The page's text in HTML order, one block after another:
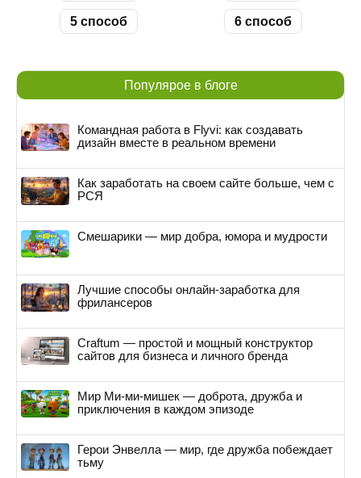
5 способ 6 способ
Популярое в блоге
Командная работа в Flyvi: как создавать
дизайн вместе в реальном времени
Как заработать на своем сайте больше, чем с
РСЯ
Смешарики — мир добра, юмора и мудрости
Лучшие способы онлайн-заработка для
фрилансеров
Craftum — простой и мощный конструктор
сайтов для бизнеса и личного бренда
Мир Ми-ми-мишек — доброта, дружба и
приключения в каждом эпизоде
Герои Энвелла — мир, где дружба побеждает
тьму